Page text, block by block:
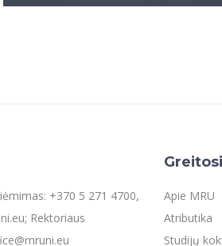
+370 5 271 4700,
Rektoriaus
Apie MRU
Atributika
Studijų